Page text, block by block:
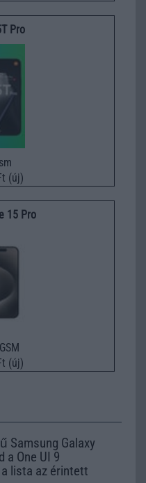
Pro
(új)
15 Pro
(új)
Samsung Galaxy
a One UI 9
lista az érintett